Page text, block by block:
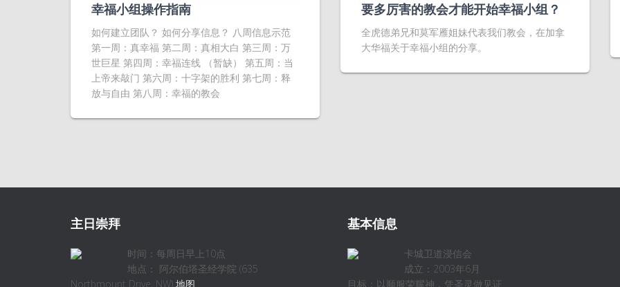
幸福小组操作指南
如何建立团队？ 如何分享信息？ 八周信息示范
第一周：真幸福 第二周：真相大白 第三周：万
世巨星 第四周：幸福连线 （暂缺） 第五周：当
上帝来敲门 第六周：十字架的胜利 第七周：释
放与自由 第八周：幸福的教会
要多厉害的教会才能开始幸福小组？
​全虎德弟兄和莫军雁姐妹代表我们教会，在加拿
大华福关于幸福小组的分享。
主日崇拜
时间：每周日早上10点
地点： 阿尔伯塔圣经学院 (635
Northmount Drive, NW) 地图
基本信息
卡城卫道浸信会
成立：2003年6月
目标：以顺服荣耀神，凭圣灵做见证